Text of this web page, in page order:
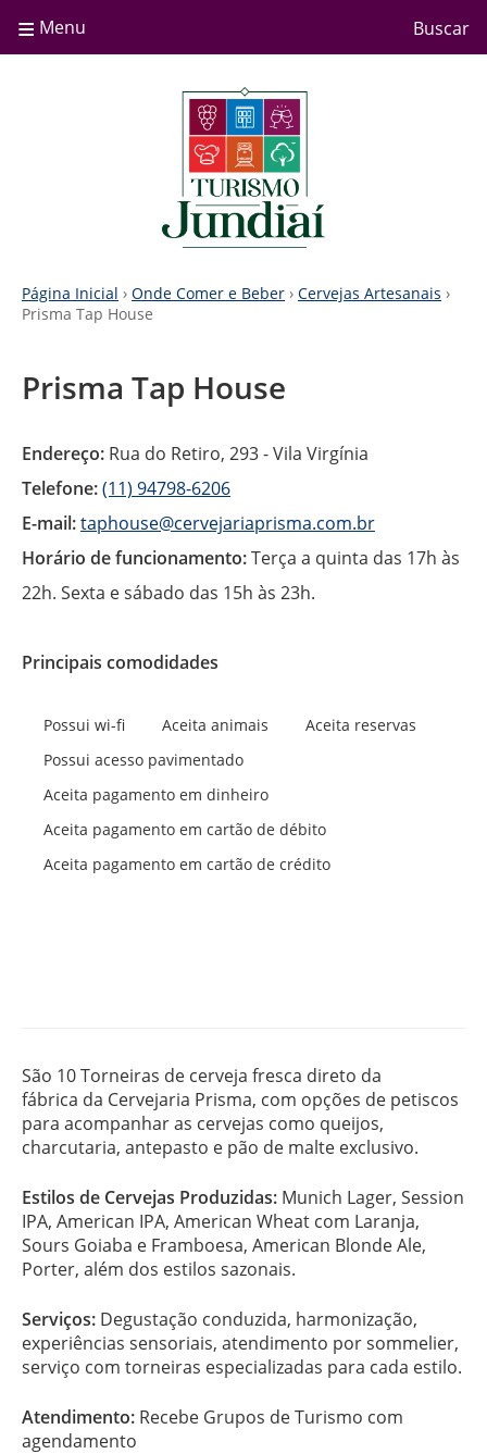
≡ Menu Buscar
Página Inicial › Onde Comer e Beber › Cervejas Artesanais ›
Prisma Tap House
Prisma Tap House
Endereço: Rua do Retiro, 293 - Vila Virgínia
Telefone:(11) 94798-6206
E-mail:taphouse@cervejariaprisma.com.br
Horário de funcionamento:Terça a quinta das 17h às
22h. Sexta e sábado das 15h às 23h.
Principais comodidades
Possui wi-fi Aceita animais
Aceita reservas
Possui acesso pavimentado
Aceita pagamento em dinheiro
Aceita pagamento em cartão de débito
Aceita pagamento em cartão de crédito
São 10 Torneiras de cerveja fresca direto da
fábrica da Cervejaria Prisma, com opções de petiscos
para acompanhar as cervejas como queijos,
charcutaria, antepasto e pão de malte exclusivo.
Estilos de Cervejas Produzidas: Munich Lager, Session
IPA, American IPA, American Wheat com Laranja,
Sours Goiaba e Framboesa, American Blonde Ale,
Porter, além dos estilos sazonais.
Serviços: Degustação conduzida, harmonização,
experiências sensoriais, atendimento por sommelier,
serviço com torneiras especializadas para cada estilo.
Atendimento: Recebe Grupos de Turismo com
agendamento